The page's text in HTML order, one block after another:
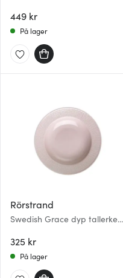
449 kr
På lager
Rörstrand
Swedish Grace dyp tallerken
325 kr
På lager